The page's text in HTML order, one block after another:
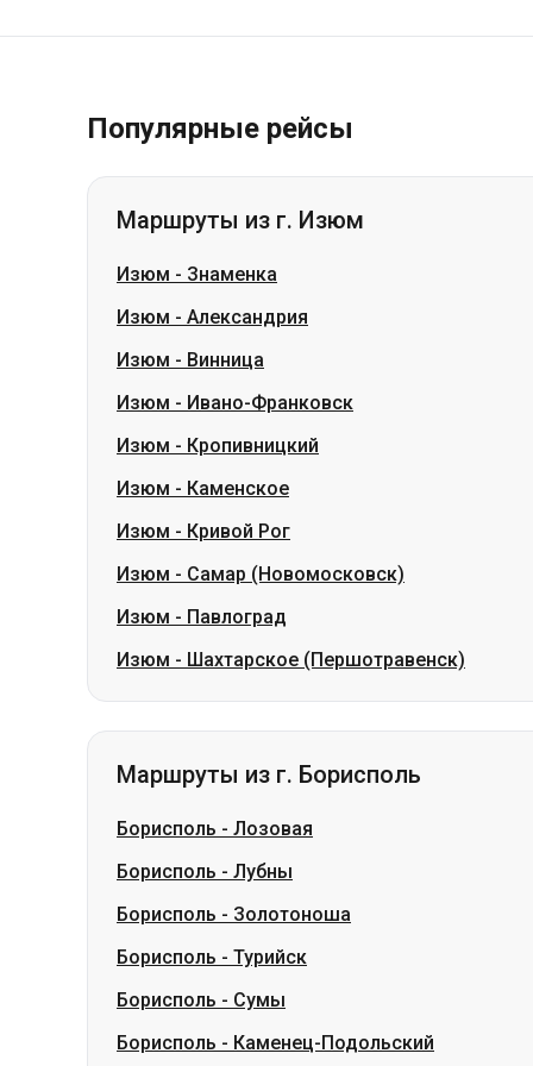
Популярные рейсы
Маршруты из г. Изюм
Изюм - Знаменка
Изюм - Александрия
Изюм - Винница
Изюм - Ивано-Франковск
Изюм - Кропивницкий
Изюм - Каменское
Изюм - Кривой Рог
Изюм - Самар (Новомосковск)
Изюм - Павлоград
Изюм - Шахтарское (Першотравенск)
Маршруты из г. Борисполь
Борисполь - Лозовая
Борисполь - Лубны
Борисполь - Золотоноша
Борисполь - Турийск
Борисполь - Сумы
Борисполь - Каменец-Подольский